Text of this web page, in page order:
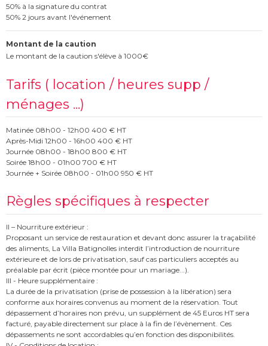
50% à la signature du contrat
50% 2 jours avant l'événement
Montant de la caution
Le montant de la caution s'élève à 1000€
Tarifs ( location / heures supp /
ménages ...)
Matinée 08h00 - 12h00 400 € HT
Après-Midi 12h00 - 16h00 400 € HT
Journée 08h00 - 18h00 800 € HT
Soirée 18h00 - 01h00 700 € HT
Journée + Soirée 08h00 - 01h00 950 € HT
Règles spécifiques à respecter
II – Nourriture extérieur :
Proposant un service de restauration et devant donc assurer la traçabilité
des aliments, La Villa Batignolles interdit l’introduction de nourriture
extérieure et de lors de privatisation, sauf cas particuliers acceptés au
préalable par écrit (pièce montée pour un mariage...).
III - Heure supplémentaire :
La durée de la privatisation (prise de possession à la libération) sera
conforme aux horaires convenus au moment de la réservation. Tout
dépassement d’horaires non prévu, un supplément de 45 Euros HT sera
facturé, payable directement sur place à la fin de l’évènement. Ces
dépassements ne sont accordables qu’en fonction des disponibilités.